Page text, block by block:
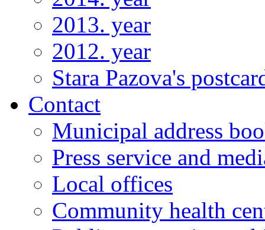
2013. year
2012. year
Stara Pazova's
Contact
Municipal address
Press service and
Local offices
Community health